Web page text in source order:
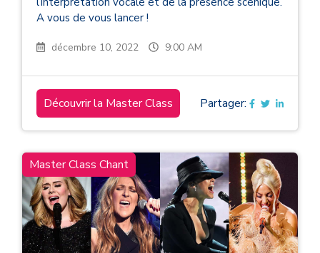
A vous de vous lancer !
décembre 10, 2022 9:00 AM
Découvrir la Master Class Partager:
Master Class Chant